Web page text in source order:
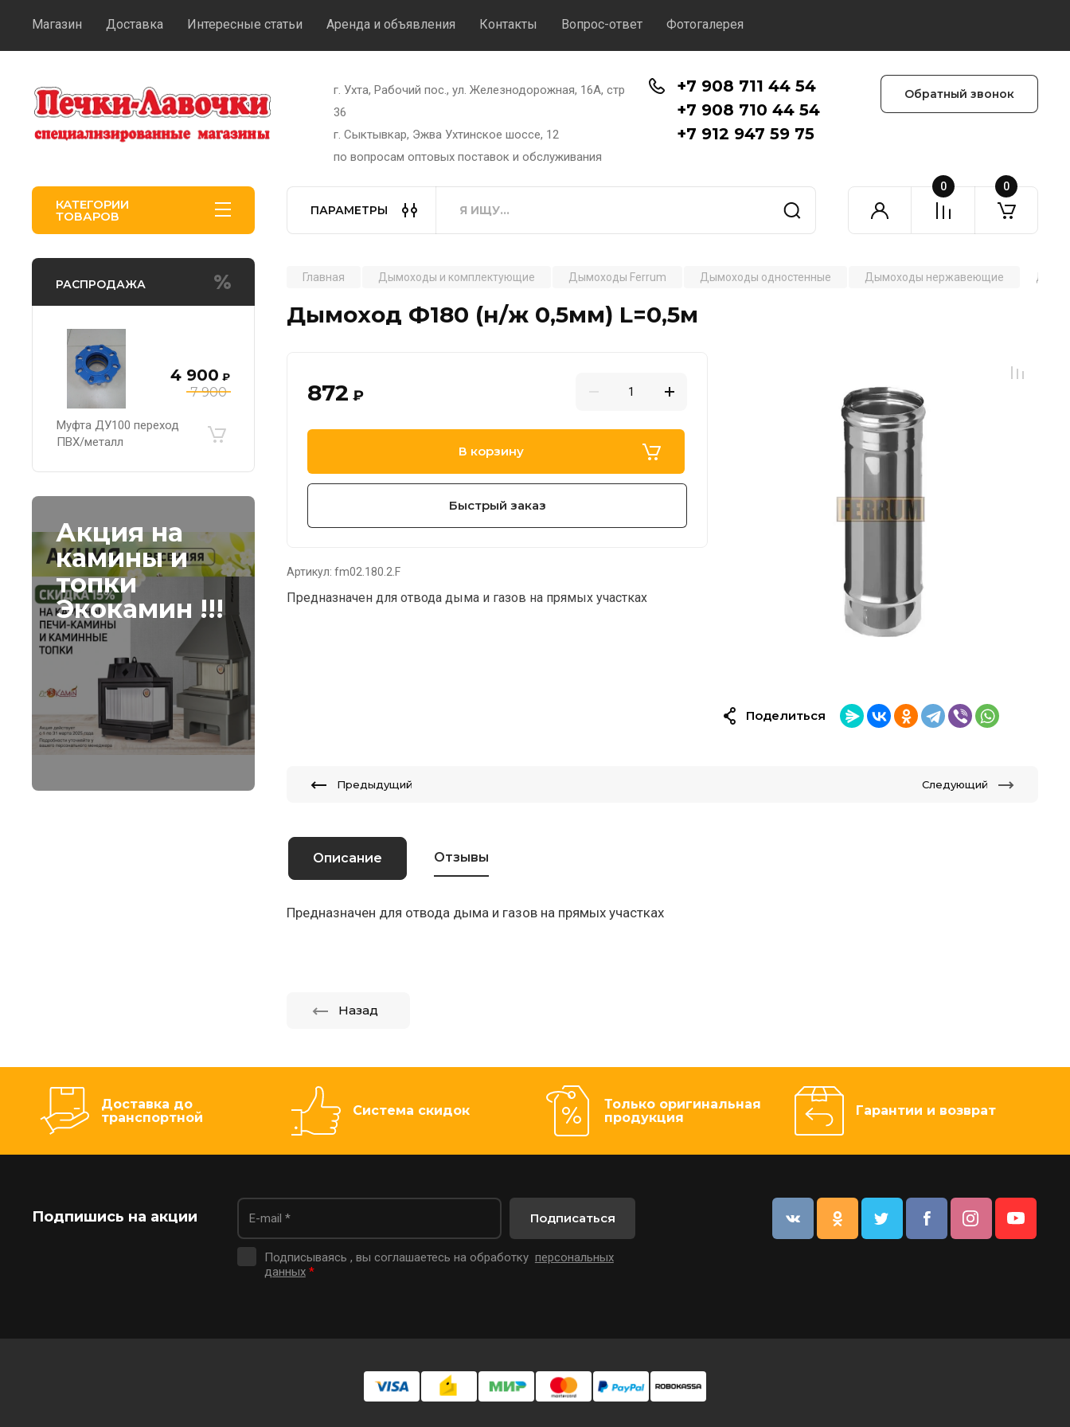
Магазин Доставка Интересные статьи Аренда и объявления Контакты Вопрос-ответ Фотогалерея
г. Ухта, Рабочий пос., ул. Железнодорожная, 16А, стр
36
г. Сыктывкар, Эжва Ухтинское шоссе, 12
по вопросам оптовых поставок и обслуживания
+7 908 711 44 54
+7 908 710 44 54
+7 912 947 59 75
Обратный звонок
КАТЕГОРИИ
ТОВАРОВ ПАРАМЕТРЫ
0 0
РАСПРОДАЖА
7 900
4 900 ₽
Муфта ДУ100 переход
ПВХ/металл
Акция на
камины и
топки
Экокамин !!!
Главная Дымоходы и комплектующие Дымоходы Ferrum Дымоходы одностенные Дымоходы нержавеющие
Дымоход Ф180 (н/ж 0,5мм) L=0,5м
872 ₽
В корзину
Быстрый заказ
Артикул: fm02.180.2.F
Предназначен для отвода дыма и газов на прямых участках
Поделиться
Предыдущий Следующий
Описание Отзывы
Предназначен для отвода дыма и газов на прямых участках
Назад
Доставка до
транспортной
Система скидок
Только оригинальная
продукция
Гарантии и возврат
Подпишись на акции
Подписываясь , вы соглашаетесь на обработку персональных
данных *
Подписаться